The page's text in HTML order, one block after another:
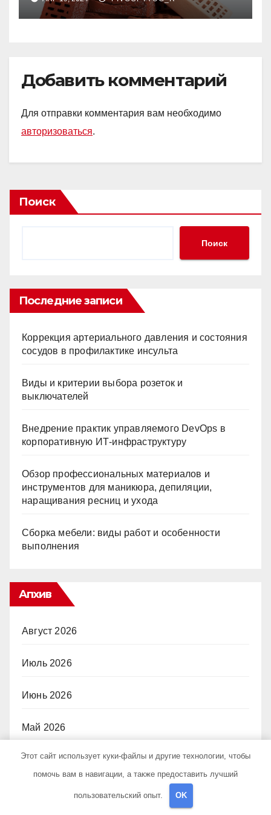
декоративных
Добавить комментарий
Для отправки комментария вам необходимо
авторизоваться.
Поиск
Поиск
Последние записи
Коррекция артериального давления и состояния
сосудов в профилактике инсульта
Виды и критерии выбора розеток и
выключателей
Внедрение практик управляемого DevOps в
корпоративную ИТ-инфраструктуру
Обзор профессиональных материалов и
инструментов для маникюра, депиляции,
наращивания ресниц и ухода
Сборка мебели: виды работ и особенности
выполнения
Апхив
Август 2026
Июль 2026
Июнь 2026
Май 2026
Апрель 2026
Этот сайт использует куки-файлы и другие технологии, чтобы
помочь вам в навигации, а также предоставить лучший
пользовательский опыт. OK